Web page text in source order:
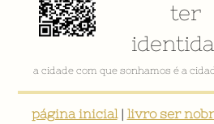
ter
a cidade com que sonhamos é a
página inicial| livro ser